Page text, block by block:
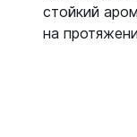
стойкий
на